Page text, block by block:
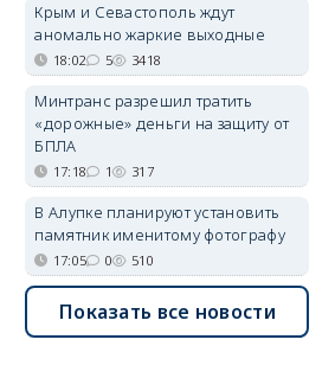
Крым и Севастополь ждут
аномально жаркие выходные
18:02 5 3418
Минтранс разрешил тратить
«дорожные» деньги на защиту от
БПЛА
17:18 1 317
В Алупке планируют установить
памятник именитому фотографу
17:05 0 510
Показать все новости